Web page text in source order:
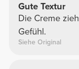
Gute Textur
Die Creme
Gefühl.
Siehe Original